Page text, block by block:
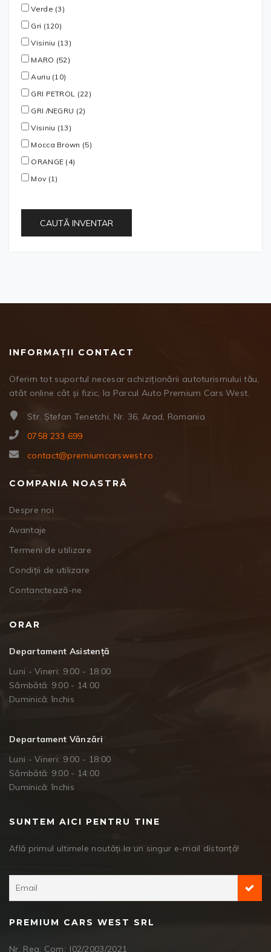
Verde (3)
Gri (120)
Visiniu (13)
MARO (52)
Auriu (10)
GRI PETROL (22)
GRI /NEGRU (2)
Visiniu (13)
Mocca Brown (5)
ORANGE (4)
Mov (1)
CAUTĂ INVENTAR
INFORMAȚII CONTACT
Oferim tot suportul necesar achiziționării autoturismului tău,
atât online cât și fizic, la Parcul Auto Premium Cars West.
Str. Ștefan Tenetchi, Nr. 36, Arad, Romania
0758 233 699
contact@premiumcarswest.ro
COMPANIA NOASTRĂ
Despre noi
Avantaje
Termeni de utilizare
Condiții de utilizare
Contanctează-ne
ORAR
Departament Asistență
Luni - Vineri: 9:00 - 18:00
Sâmbătă: 9:00 - 14:00
Duminică: închis
Departament Vânzări
Luni - Vineri: 9:00 - 18:00
Sâmbătă: 9:00 - 14:00
Duminică: închis
SUNTEM AICI PENTRU TINE
Află primul ultimele noutăți la un singur e-mail distanță!
PREMIUM CARS WEST SRL
Nr. Reg. Com: J02/2003/2021